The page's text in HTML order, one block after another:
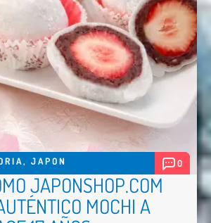
, JAPON 0
JAPONSHOP.COM
MOCHI A